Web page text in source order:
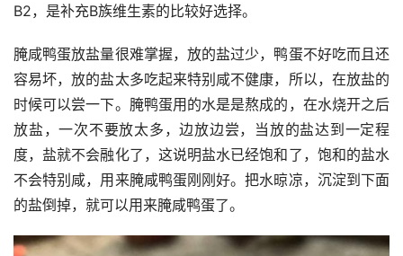
B2，是补充B族维生素的比较好选择。
腌咸鸭蛋放盐量很难掌握，放的盐过少，鸭蛋不好吃而且还
容易坏，放的盐太多吃起来特别咸不健康，所以，在放盐的
时候可以尝一下。腌鸭蛋用的水是是熬成的，在水烧开之后
放盐，一次不要放太多，边放边尝，当放的盐达到一定程
度，盐就不会融化了，这说明盐水已经饱和了，饱和的盐水
不会特别咸，用来腌咸鸭蛋刚刚好。把水晾凉，沉淀到下面
的盐倒掉，就可以用来腌咸鸭蛋了。